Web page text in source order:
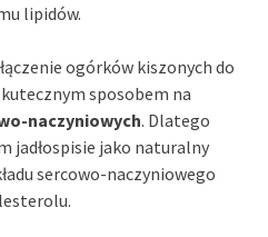
lipidów.
ogórków kiszonych do
sposobem na
naczyniowych. Dlatego
jadłospisie jako naturalny
sercowo-naczyniowego